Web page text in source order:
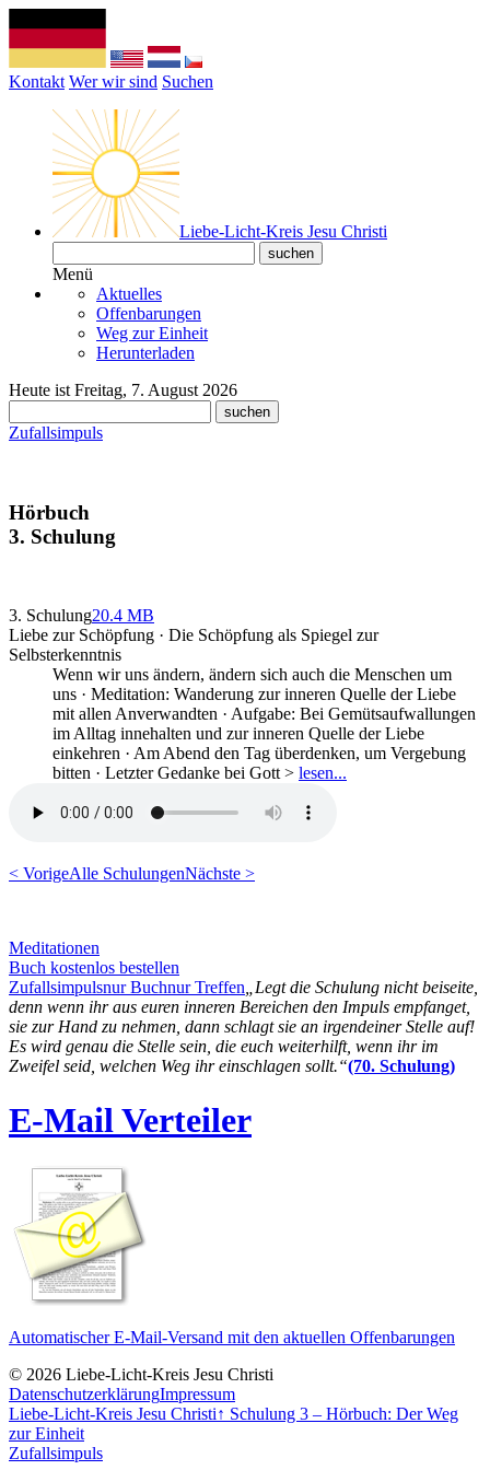
Kontakt Wer wir sind Suchen
Liebe-Licht-Kreis Jesu Christi
Menü
Aktuelles
Offenbarungen
Weg zur Einheit
Herunterladen
Heute ist Freitag, 7. August 2026
Zufallsimpuls
Hörbuch
3. Schulung
3. Schulung20.4 MB
Liebe zur Schöpfung · Die Schöpfung als Spiegel zur
Selbsterkenntnis
Wenn wir uns ändern, ändern sich auch die Menschen um
uns · Meditation: Wanderung zur inneren Quelle der Liebe
mit allen Anverwandten · Aufgabe: Bei Gemütsaufwallungen
im Alltag innehalten und zur inneren Quelle der Liebe
einkehren · Am Abend den Tag überdenken, um Vergebung
bitten · Letzter Gedanke bei Gott > lesen...
< VorigeAlle SchulungenNächste >
Meditationen
Buch kostenlos bestellen
Zufallsimpulsnur Buchnur Treffen„Legt die Schulung nicht beiseite,
denn wenn ihr aus euren inneren Bereichen den Impuls empfanget,
sie zur Hand zu nehmen, dann schlagt sie an irgendeiner Stelle auf!
Es wird genau die Stelle sein, die euch weiterhilft, wenn ihr im
Zweifel seid, welchen Weg ihr einschlagen sollt.“(70. Schulung)
E-Mail Verteiler
Automatischer E-Mail-Versand mit den aktuellen Offenbarungen
© 2026 Liebe-Licht-Kreis Jesu Christi
DatenschutzerklärungImpressum
Liebe-Licht-Kreis Jesu Christi↑ Schulung 3 – Hörbuch: Der Weg
zur Einheit
Zufallsimpuls